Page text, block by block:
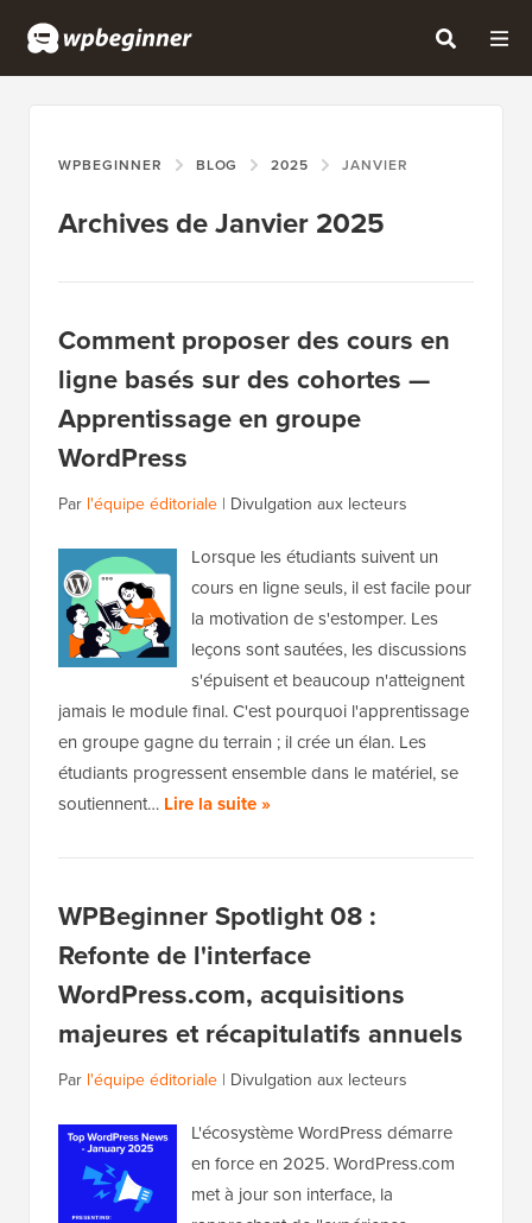
WPBEGINNER BLOG 2025 JANVIER
Archives de Janvier 2025
Comment proposer des cours en
ligne basés sur des cohortes —
Apprentissage en groupe
WordPress
Par l'équipe éditoriale | Divulgation aux lecteurs
Lorsque les étudiants suivent un
cours en ligne seuls, il est facile pour
la motivation de s'estomper. Les
leçons sont sautées, les discussions
s'épuisent et beaucoup n'atteignent
jamais le module final. C'est pourquoi l'apprentissage
en groupe gagne du terrain ; il crée un élan. Les
étudiants progressent ensemble dans le matériel, se
soutiennent… Lire la suite »
WPBeginner Spotlight 08 :
Refonte de l'interface
WordPress.com, acquisitions
majeures et récapitulatifs annuels
Par l'équipe éditoriale | Divulgation aux lecteurs
L'écosystème WordPress démarre
en force en 2025. WordPress.com
met à jour son interface, la